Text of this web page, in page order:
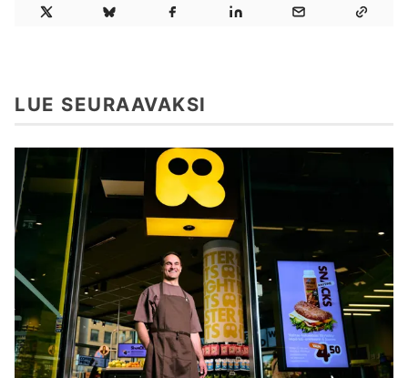
LUE SEURAAVAKSI